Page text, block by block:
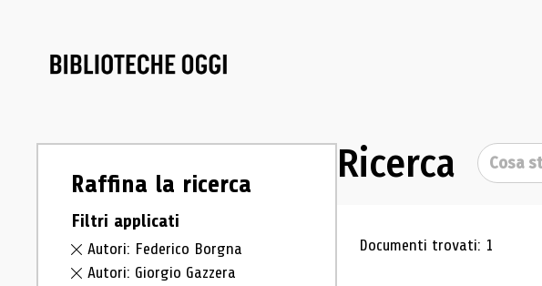
Raffina la ricerca
Filtri applicati
Autori: Federico Borgna
Autori: Giorgio Gazzera
Ricerca Cerca
Risultati di
Documenti trovati: 1